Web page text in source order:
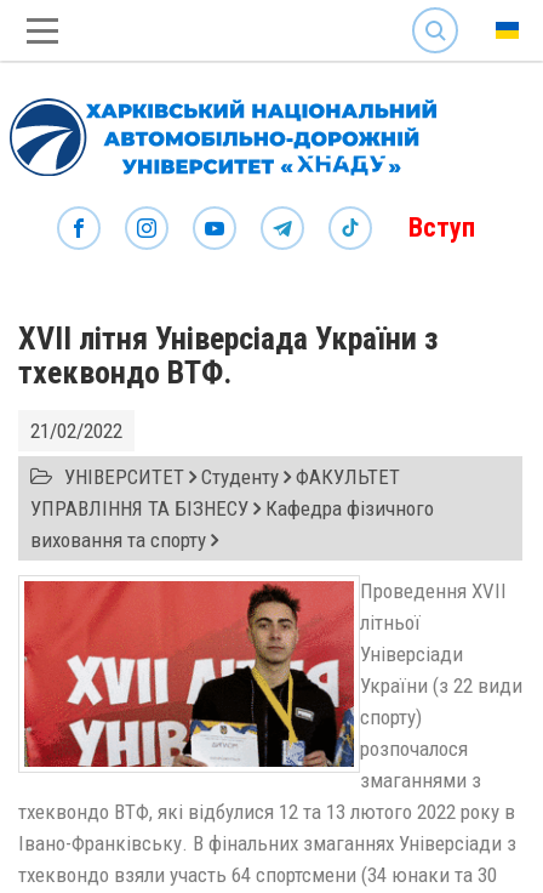
SEARCH
Вступ
XVІІ літня Універсіада України з
тхеквондо ВТФ.
21/02/2022
УНІВЕРСИТЕТ Студенту ФАКУЛЬТЕТ
УПРАВЛІННЯ ТА БІЗНЕСУ Кафедра фізичного
виховання та спорту
Проведення XVІІ
літньої
Універсіади
України (з 22 види
спорту)
розпочалося
змаганнями з
тхеквондо ВТФ, які відбулися 12 та 13 лютого 2022 року в
Івано-Франківську. В фінальних змаганнях Універсіади з
тхеквондо взяли участь 64 спортсмени (34 юнаки та 30